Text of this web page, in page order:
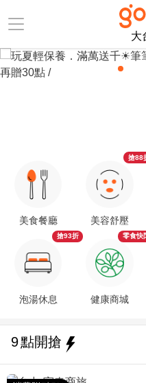
大
美食餐廳
泡湯休息
搶93折
美容舒壓
搶88
健康商城
零食快
9點開搶